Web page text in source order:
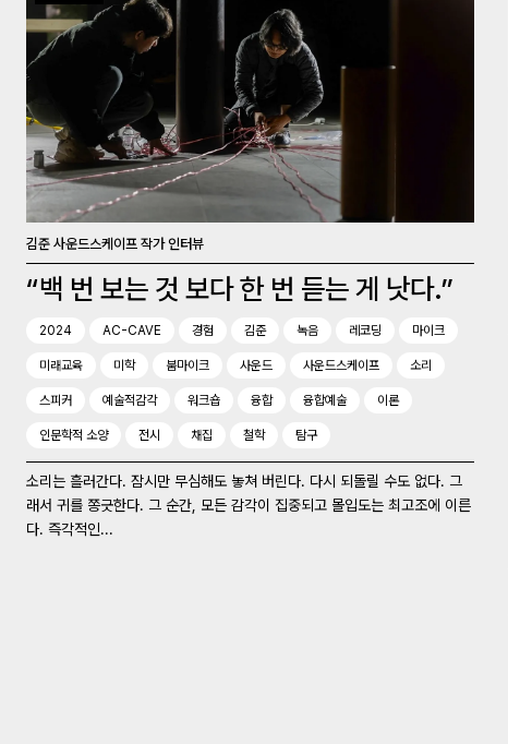
김준 사운드스케이프 작가 인터뷰
“백 번 보는 것 보다 한 번 듣는 게 낫다.”
2024 AC-CAVE 경험 김준 녹음 레코딩 마이크
미래교육 미학 붐마이크 사운드 사운드스케이프 소리
스피커 예술적감각 워크숍 융합 융합예술 이론
인문학적 소양 전시 채집 철학 탐구
소리는 흘러간다. 잠시만 무심해도 놓쳐 버린다. 다시 되돌릴 수도 없다. 그
래서 귀를 쫑긋한다. 그 순간, 모든 감각이 집중되고 몰입도는 최고조에 이른
다. 즉각적인...